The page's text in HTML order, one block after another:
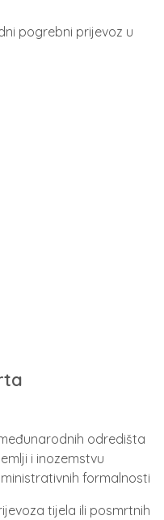
odredišta
i inozemstvu
formalnosti
tijela ili posmrtnih